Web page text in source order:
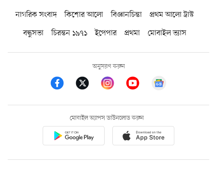
নাগরিক সংবাদ কিশোর আলো বিজ্ঞানচিন্তা
প্রথম আলো ট্রাস্ট
বন্ধুসভা
চিরন্তন ১৯৭১ ইপেপার প্রথমা মোবাইল ভ্যাস
অনুসরণ করুন
মোবাইল অ্যাপস ডাউনলোড করুন